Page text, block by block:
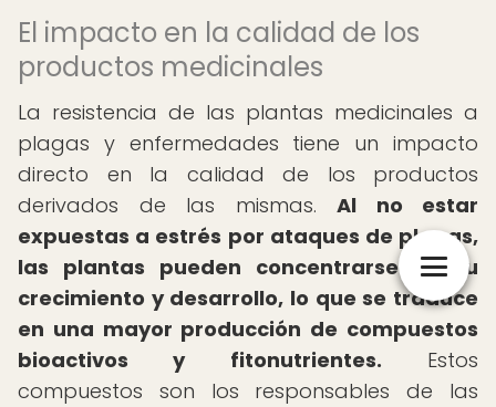
El impacto en la calidad de los
productos medicinales
La resistencia de las plantas medicinales a
plagas y enfermedades tiene un impacto
directo en la calidad de los productos
derivados de las mismas. Al no estar
expuestas a estrés por ataques de plagas,
las plantas pueden concentrarse en su
crecimiento y desarrollo, lo que se traduce
en una mayor producción de compuestos
bioactivos y fitonutrientes. Estos
compuestos son los responsables de las